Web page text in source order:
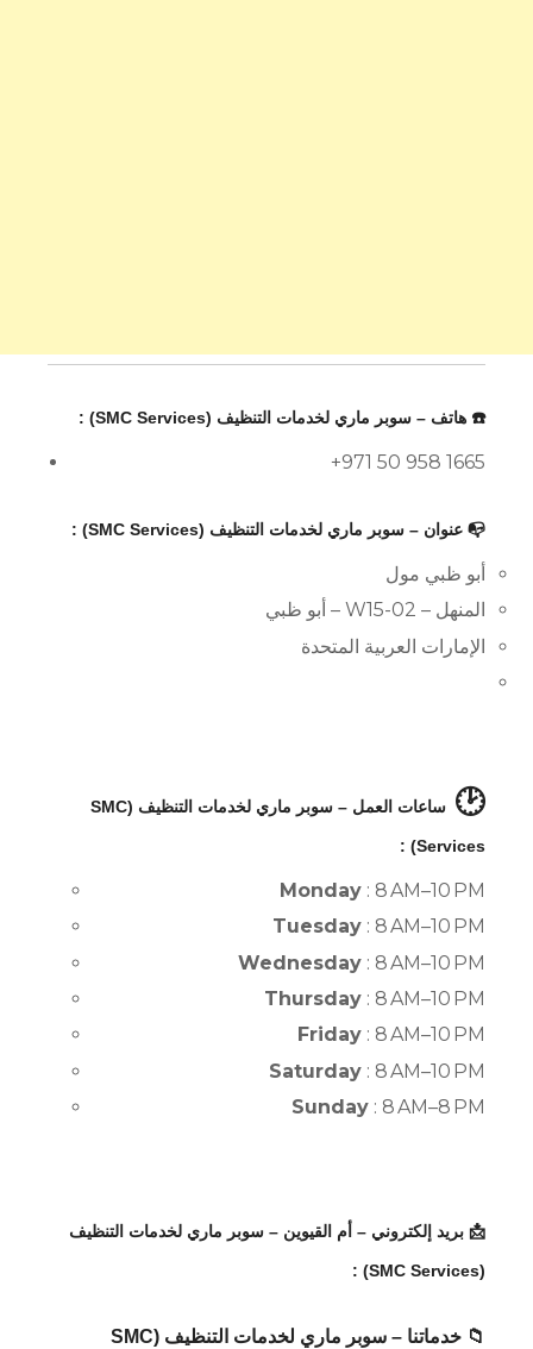
☎️ هاتف – سوبر ماري لخدمات التنظيف (SMC Services) :
+971 50 958 1665
📭 عنوان – سوبر ماري لخدمات التنظيف (SMC Services) :
أبو ظبي مول
المنهل – W15-02 – أبو ظبي
الإمارات العربية المتحدة
🕑 ساعات العمل – سوبر ماري لخدمات التنظيف (SMC
Services) :
Monday : 8 AM–10 PM
Tuesday : 8 AM–10 PM
Wednesday : 8 AM–10 PM
Thursday : 8 AM–10 PM
Friday : 8 AM–10 PM
Saturday : 8 AM–10 PM
Sunday : 8 AM–8 PM
📩 بريد إلكتروني – أم القيوين – سوبر ماري لخدمات التنظيف
(SMC Services) :
📁 خدماتنا – سوبر ماري لخدمات التنظيف (SMC